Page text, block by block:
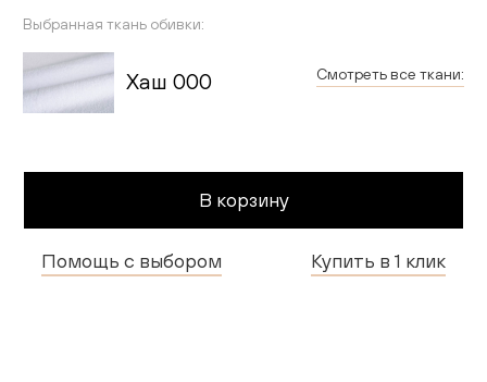
Гостиная
Детская
Кухня
Проекты
Мебель для бизнеса
Выбранная ткань обивки:
Хаш 000 Смотреть все ткани:
В корзину
Помощь с выбором Купить в 1 клик